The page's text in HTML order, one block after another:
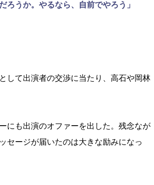
ろうか。やるなら、自前でやろう」
して出演者の交渉に当たり、高石や岡林
にも出演のオファーを出した。残念なが
セージが届いたのは大きな励みになっ